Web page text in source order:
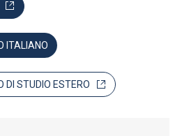
DELLO STAFF
ITALIANO
DI STUDIO ESTERO